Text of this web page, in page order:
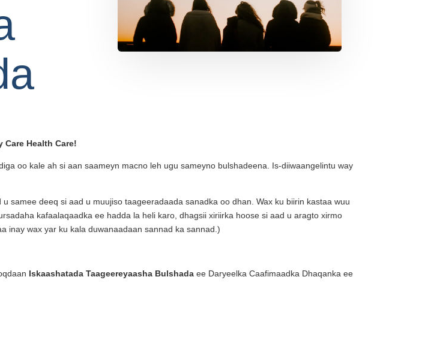
Care Health Care!
oo kale ah si aan saameyn macno leh ugu sameyno bulshadeena. Is-diiwaangelintu way
samee deeq si aad u muujiso taageeradaada sanadka oo dhan. Wax ku biirin kastaa wuu
kafaalaqaadka ee hadda la heli karo, dhagsii xiriirka hoose si aad u aragto xirmo
inay wax yar ku kala duwanaadaan sannad ka sannad.)
Iskaashatada Taageereyaasha Bulshada ee Daryeelka Caafimaadka Dhaqanka ee